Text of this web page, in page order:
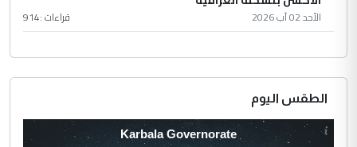
الأحد 02 آب 2026 قراءات :914
الطقس اليوم
Karbala Governorate